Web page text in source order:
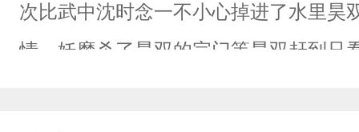
次比武中沈时念一不小心掉进了水里昊
情，妖魔杀了昊双的宗门等昊双赶到只